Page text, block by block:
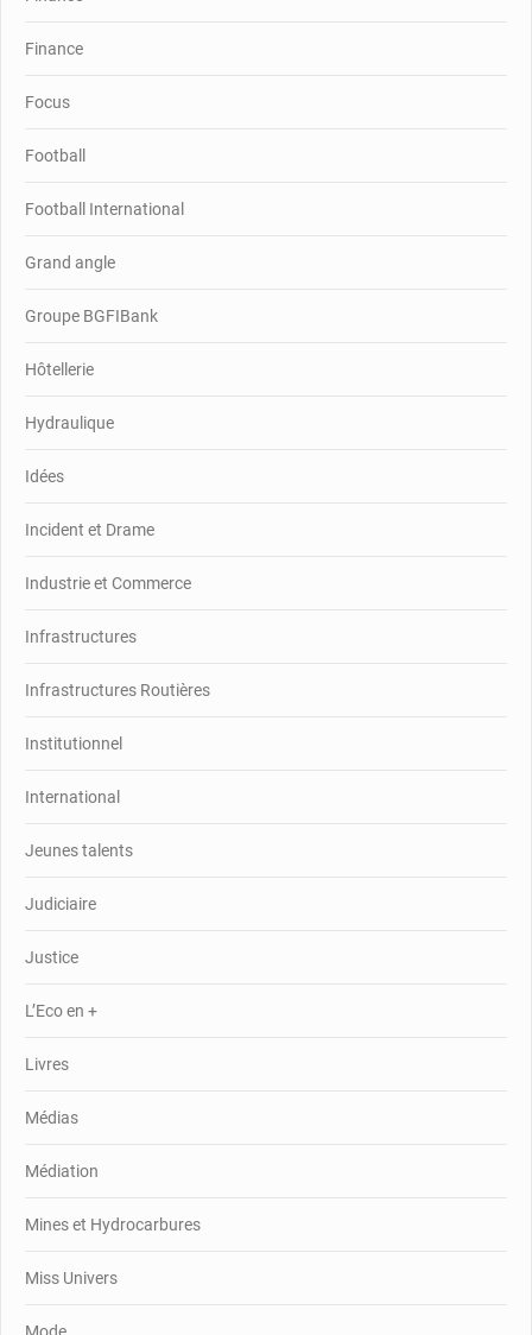
Finance
Focus
Football
Football International
Grand angle
Groupe BGFIBank
Hôtellerie
Hydraulique
Idées
Incident et Drame
Industrie et Commerce
Infrastructures
Infrastructures Routières
Institutionnel
International
Jeunes talents
Judiciaire
Justice
L’Eco en +
Livres
Médias
Médiation
Mines et Hydrocarbures
Miss Univers